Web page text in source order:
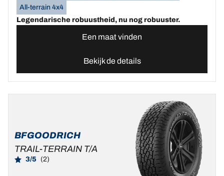
All-terrain 4x4
Legendarische robuustheid, nu nog robuuster.
Een maat vinden
Bekijk de details
BFGOODRICH
TRAIL-TERRAIN T/A
3/5 (2)